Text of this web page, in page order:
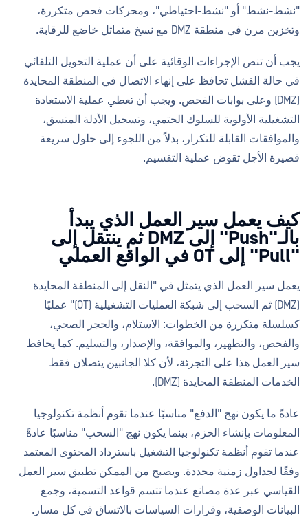
"نشط-نشط" أو "نشط-احتياطي"، ومحركات فحص متكررة،
وتخزين مرن في منطقة DMZ مع نسخ متماثل خاضع للرقابة.
يجب أن تنص الإجراءات الوقائية على أن عملية التحويل التلقائي
في حالة الفشل تحافظ على إنهاء الاتصال في المنطقة المحايدة
(DMZ) وعلى بوابات الفحص. ويجب أن تعطي عملية الاستعادة
التشغيلية الأولوية للسلوك الحتمي، وتسجيل الأدلة المتسق،
والموافقات القابلة للتكرار، بدلاً من اللجوء إلى حلول سريعة
قصيرة الأجل تقوض عملية التقسيم.
كيف يعمل سير العمل الذي يبدأ
بالـ"Push" إلى DMZ ثم ينتقل إلى
"Pull" إلى OT في الواقع العملي
يعمل سير العمل الذي يتمثل في "النقل إلى المنطقة المحايدة
(DMZ) ثم السحب إلى شبكة العمليات التشغيلية (OT)" عمليًا
كسلسلة متكررة من الخطوات: الاستلام، والحجر الصحي،
والفحص، والتطهير، والموافقة، والإصدار، والتسليم. كما يحافظ
سير العمل هذا على التجزئة، لأن كلا الجانبين يتصلان فقط
الخدمات المنطقة المحايدة (DMZ).
عادةً ما يكون نهج "الدفع" مناسبًا عندما تقوم أنظمة تكنولوجيا
المعلومات بإنشاء الحزم، بينما يكون نهج "السحب" مناسبًا عادةً
عندما تقوم أنظمة تكنولوجيا التشغيل باسترداد المحتوى المعتمد
وفقًا لجداول زمنية محددة. ويصبح من الممكن تطبيق سير العمل
القياسي عبر عدة مصانع عندما تتسم قواعد التسمية، وجمع
البيانات الوصفية، وقرارات السياسات بالاتساق في كل مسار.